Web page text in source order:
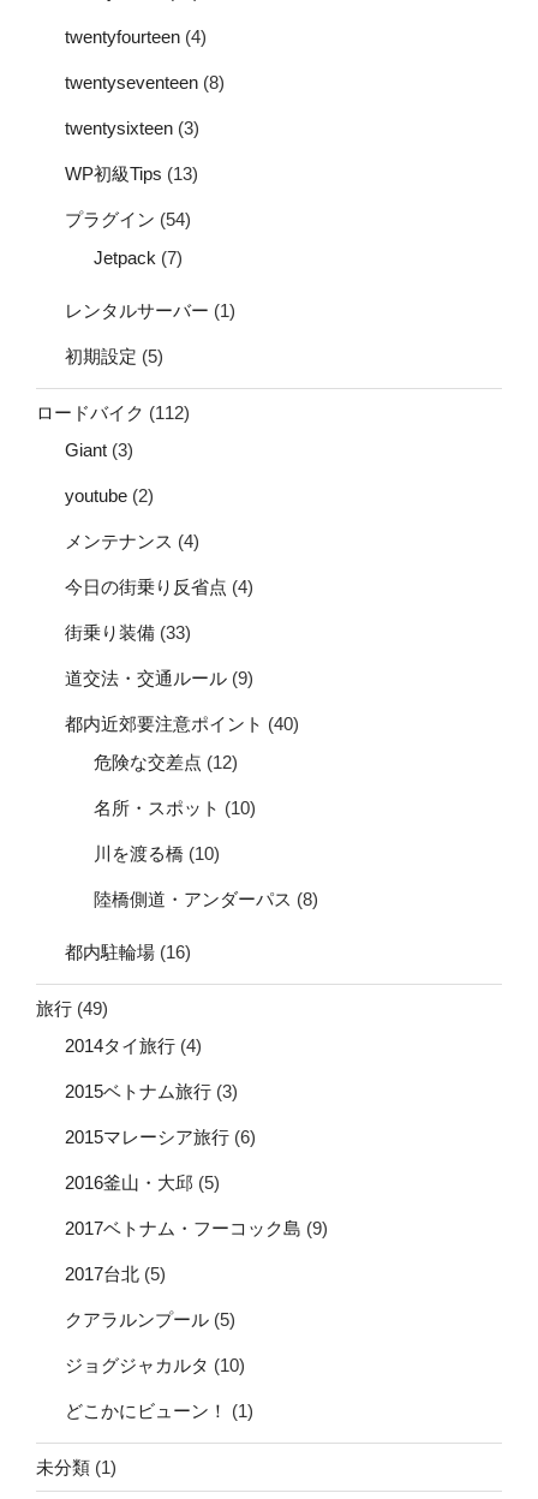
twentyfourteen (4)
twentyseventeen (8)
twentysixteen (3)
WP初級Tips (13)
プラグイン (54)
Jetpack (7)
レンタルサーバー (1)
初期設定 (5)
ロードバイク (112)
Giant (3)
youtube (2)
メンテナンス (4)
今日の街乗り反省点 (4)
街乗り装備 (33)
道交法・交通ルール (9)
都内近郊要注意ポイント (40)
危険な交差点 (12)
名所・スポット (10)
川を渡る橋 (10)
陸橋側道・アンダーパス (8)
都内駐輪場 (16)
旅行 (49)
2014タイ旅行 (4)
2015ベトナム旅行 (3)
2015マレーシア旅行 (6)
2016釜山・大邱 (5)
2017ベトナム・フーコック島 (9)
2017台北 (5)
クアラルンプール (5)
ジョグジャカルタ (10)
どこかにビューン！ (1)
未分類 (1)